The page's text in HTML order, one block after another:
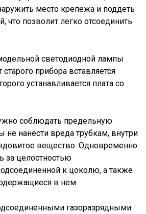
место крепежа и поддеть
что позволит легко отсоединить
светодиодной лампы
старого прибора вставляется
устанавливается плата со
соблюдать предельную
не нанести вреда трубкам, внутри
вещество. Одновременно
за целостностью
к цоколю, а также
в нем.
газоразрядными